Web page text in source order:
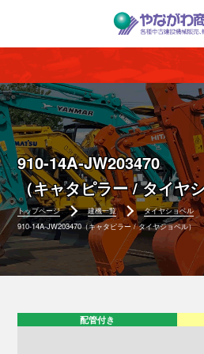
910-14A-JW203470
（キャタピラー / タイヤ
トップページ 建機一覧
タイヤショベル
910-14A-JW203470（キャタピラー / タイヤショベル）
配管付き